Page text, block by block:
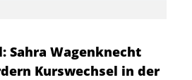
Sahra Wagenknecht
Kurswechsel in der